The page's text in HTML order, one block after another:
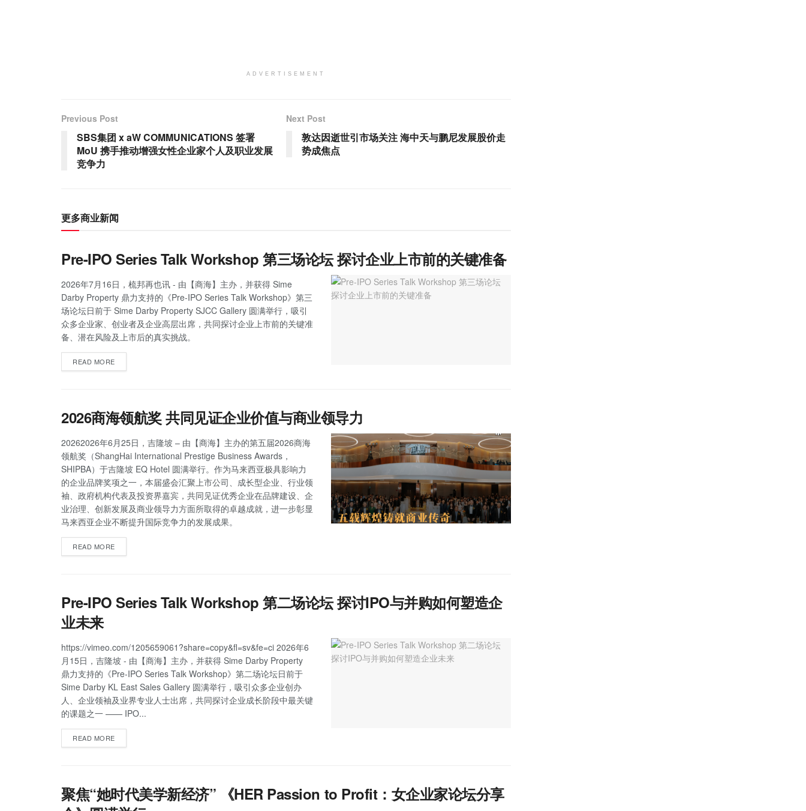
ADVERTISEMENT
Previous Post
SBS集团 x aW COMMUNICATIONS 签署
MoU 携手推动增强女性企业家个人及职业发展
竞争力
Next Post
敦达因逝世引市场关注 海中天与鹏尼发展股价走
势成焦点
更多商业新闻
Pre-IPO Series Talk Workshop 第三场论坛 探讨企业上市前的关键准备
2026年7月16日，梳邦再也讯 - 由【商海】主办，并获得 Sime
Darby Property 鼎力支持的《Pre-IPO Series Talk Workshop》第三
场论坛日前于 Sime Darby Property SJCC Gallery 圆满举行，吸引
众多企业家、创业者及企业高层出席，共同探讨企业上市前的关键准
备、潜在风险及上市后的真实挑战。
READ MORE
2026商海领航奖 共同见证企业价值与商业领导力
20262026年6月25日，吉隆坡 – 由【商海】主办的第五届2026商海
领航奖（ShangHai International Prestige Business Awards，
SHIPBA）于吉隆坡 EQ Hotel 圆满举行。作为马来西亚极具影响力
的企业品牌奖项之一，本届盛会汇聚上市公司、成长型企业、行业领
袖、政府机构代表及投资界嘉宾，共同见证优秀企业在品牌建设、企
业治理、创新发展及商业领导力方面所取得的卓越成就，进一步彰显
马来西亚企业不断提升国际竞争力的发展成果。
READ MORE
Pre-IPO Series Talk Workshop 第二场论坛 探讨IPO与并购如何塑造企
业未来
https://vimeo.com/1205659061?share=copy&fl=sv&fe=ci 2026年6
月15日，吉隆坡 - 由【商海】主办，并获得 Sime Darby Property
鼎力支持的《Pre-IPO Series Talk Workshop》第二场论坛日前于
Sime Darby KL East Sales Gallery 圆满举行，吸引众多企业创办
人、企业领袖及业界专业人士出席，共同探讨企业成长阶段中最关键
的课题之一 —— IPO...
READ MORE
聚焦“她时代美学新经济” 《HER Passion to Profit：女企业家论坛分享